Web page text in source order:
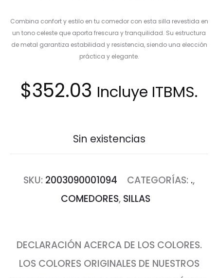
Combina confort y estilo en tu comedor con esta silla revestida en
un tono celeste que aporta frescura y tranquilidad. Su estructura
de metal garantiza estabilidad y resistencia, siendo una elección
práctica y elegante.
$352.03 Incluye ITBMS.
Sin existencias
SKU: 2003090001094 CATEGORÍAS: .,
COMEDORES, SILLAS
DECLARACIÓN ACERCA DE LOS COLORES.
LOS COLORES ORIGINALES DE NUESTROS